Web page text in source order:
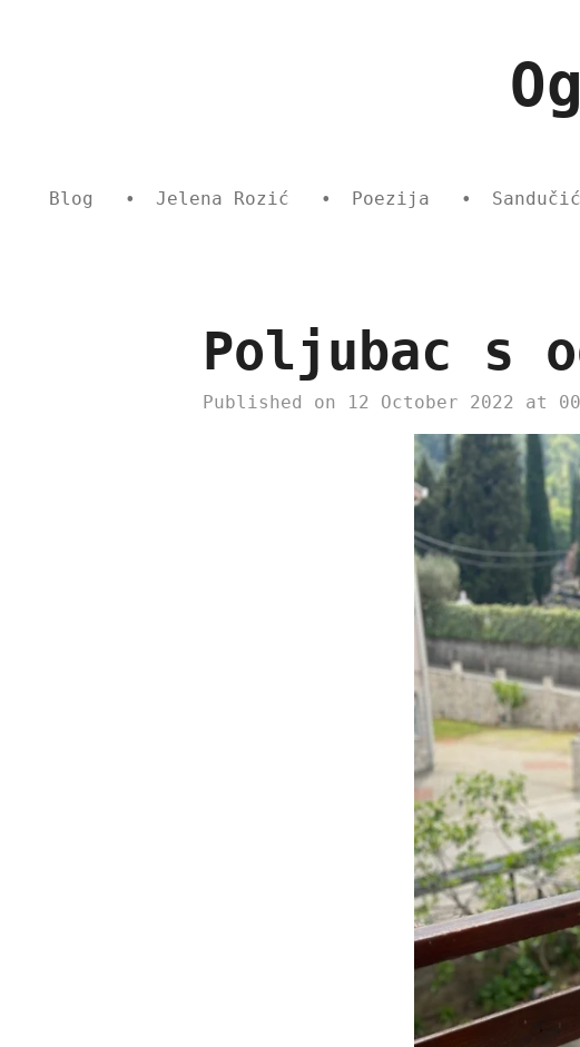
Blog Jelena Rozić Poezija
Poljubac s
Published on 12 October 2022 at